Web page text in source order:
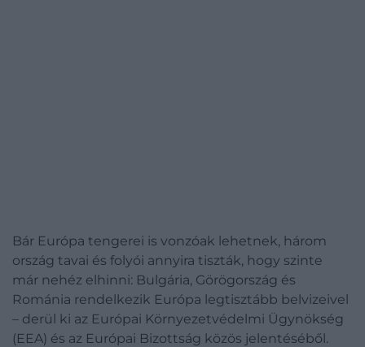
Bár Európa tengerei is vonzóak lehetnek, három
ország tavai és folyói annyira tiszták, hogy szinte
már nehéz elhinni: Bulgária, Görögország és
Románia rendelkezik Európa legtisztább belvizeivel
– derül ki az Európai Környezetvédelmi Ügynökség
(EEA) és az Európai Bizottság közös jelentéséből.